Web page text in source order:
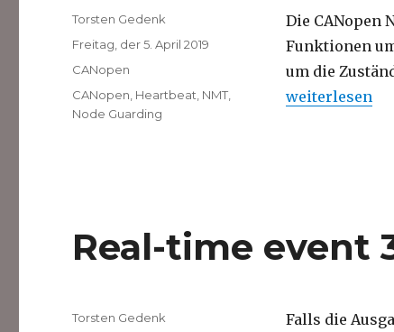
Die CANopen
Funktionen
um die
„CANopen
weiterlesen
Autor
Torsten Gedenk
Veröffentlicht
Freitag, der 5. April 2019
Kategorien
CANopen
Schlagwörter
CANopen Heartbeat NMT
Node Guarding
Real-time event
Falls die
Autor
Torsten Gedenk